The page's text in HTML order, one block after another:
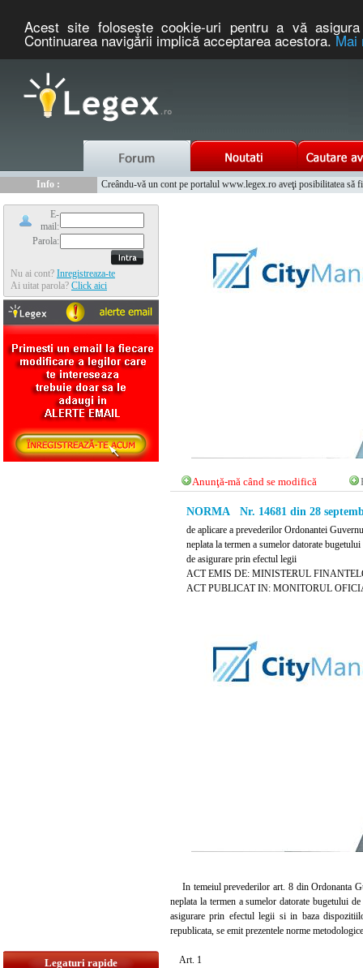
Acest site foloseşte cookie-uri pentru a vă
Continuarea navigării implică acceptarea acestora.Mai
Info :
Creându-vă un cont pe portalul www.legex.ro aveţi posibilitatea să
E-
mail:
Parola:
Nu ai cont? Inregistreaza-te
Ai uitat parola? Click aici
Legaturi rapide
Anunţă-mă când se modifică
NORMA Nr. 14681 din 28
de aplicare a prevederilor Ordonantei
neplata la termen a sumelor datorate
de asigurare prin efectul legii
ACT EMIS DE: MINISTERUL
ACT PUBLICAT IN: MONITORUL
In temeiul prevederilor art. 8 din Ordonanta
neplata la termen a sumelor datorate bugetului
asigurare prin efectul legii si in baza
republicata, se emit prezentele norme
Art. 1